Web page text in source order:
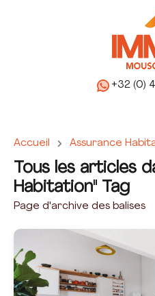
+32 (0)
Accueil Assurance
Tous les articles
Habitation" Tag
Page d'archive des balises